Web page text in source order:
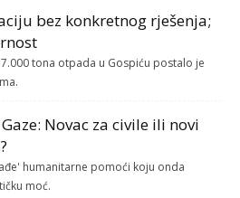
bez konkretnog rješenja;
tona otpada u Gospiću postalo je
Novac za civile ili novi
humanitarne pomoći koju onda
moć.